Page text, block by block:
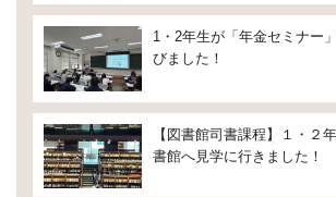
1・2年生が「年金セミナー
びました！
【図書館司書課程】１・２
書館へ見学に行きました！